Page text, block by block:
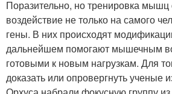
Поразительно, но тренировка мышц
воздействие не только на самого
гены. В них происходят
дальнейшем помогают мышечным
готовыми к новым нагрузкам. Для
доказать или опровергнуть ученые